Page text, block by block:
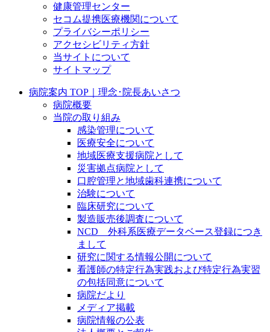
健康管理センター
セコム提携医療機関について
プライバシーポリシー
アクセシビリティ方針
当サイトについて
サイトマップ
病院案内 TOP｜理念･院長あいさつ
病院概要
当院の取り組み
感染管理について
医療安全について
地域医療支援病院として
災害拠点病院として
口腔管理と地域歯科連携について
治験について
臨床研究について
製造販売後調査について
NCD 外科系医療データベース登録につき
まして
研究に関する情報公開について
看護師の特定行為実践および特定行為実習
の包括同意について
病院だより
メディア掲載
病院情報の公表